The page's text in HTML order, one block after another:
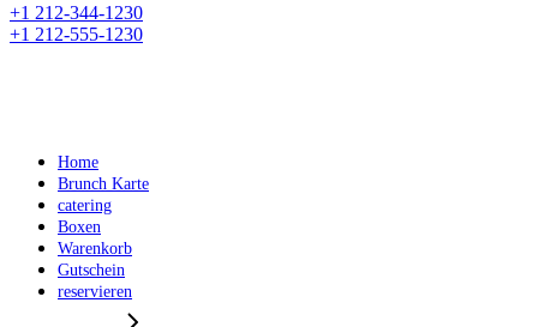
+1 212-344-1230
+1 212-555-1230
Home
Brunch Karte
catering
Boxen
Warenkorb
Gutschein
reservieren